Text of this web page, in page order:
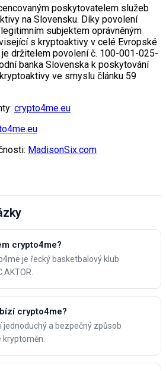
poskytovatelem služeb
na Slovensku. Díky povolení
subjektem oprávněným
s kryptoaktivy v celé Evropské
je držitelem povolení č. 100-001-025-
banka Slovenska k poskytování
ve smyslu článku 59
crypto4me.eu
MadisonSix.com
crypto4me?
je řecký basketbalový klub
AKTOR.
crypto4me?
a bezpečný způsob
kryptoměn.